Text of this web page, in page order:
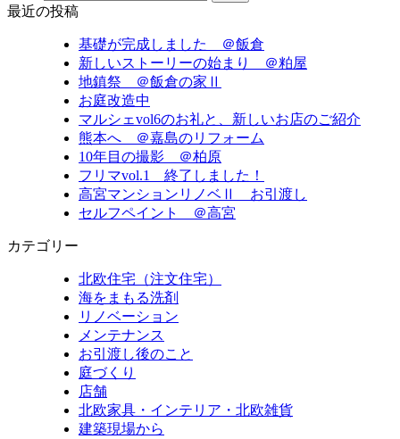
最近の投稿
基礎が完成しました ＠飯倉
新しいストーリーの始まり ＠粕屋
地鎮祭 ＠飯倉の家Ⅱ
お庭改造中
マルシェvol6のお礼と、新しいお店のご紹介
熊本へ ＠嘉島のリフォーム
10年目の撮影 ＠柏原
フリマvol.1 終了しました！
高宮マンションリノベⅡ お引渡し
セルフペイント ＠高宮
カテゴリー
北欧住宅（注文住宅）
海をまもる洗剤
リノベーション
メンテナンス
お引渡し後のこと
庭づくり
店舗
北欧家具・インテリア・北欧雑貨
建築現場から